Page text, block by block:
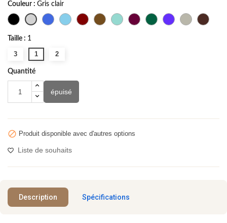
Couleur : Gris clair
Taille : 1
3 1 2
Quantité
épuisé
 Produit disponible avec d'autres options
Liste de souhaits
Description Spécifications